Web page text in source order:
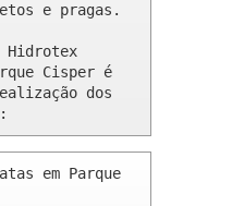
e pragas.
Hidrotex
Cisper é
dos
em Parque